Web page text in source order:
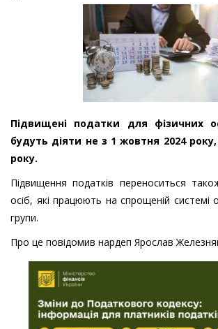
Підвищені податки для фізичних
будуть діяти не з 1 жовтня 2024 року,
року.
Підвищення податків переноситься
осіб, які працюють на спрощеній системі
групи.
Про це повідомив нардеп Ярослав